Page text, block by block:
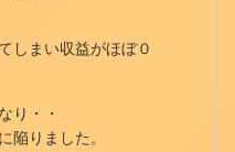
しまい収益がほぼ０
り・・
陥りました。